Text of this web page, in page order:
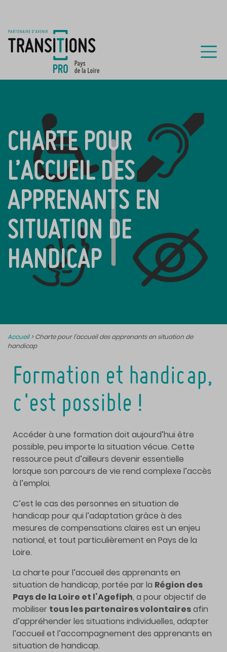
CHARTE POUR
L’ACCUEIL DES
APPRENANTS EN
SITUATION DE
HANDICAP
Accueil>Charte pour l’accueil des apprenants en situation de
handicap
Formation et handicap,
c'est possible !
Accéder à une formation doit aujourd’hui être
possible, peu importe la situation vécue. Cette
ressource peut d’ailleurs devenir essentielle
lorsque son parcours de vie rend complexe l’accès
à l’emploi.
C’est le cas des personnes en situation de
handicap pour qui l’adaptation grâce à des
mesures de compensations claires est un enjeu
national, et tout particulièrement en Pays de la
Loire.
La charte pour l’accueil des apprenants en
situation de handicap, portée par la Région des
Pays de la Loire et l’Agefiph, a pour objectif de
mobiliser tous les partenaires volontairesafin
d’appréhender les situations individuelles, adapter
l’accueil et l’accompagnement des apprenants en
situation de handicap.